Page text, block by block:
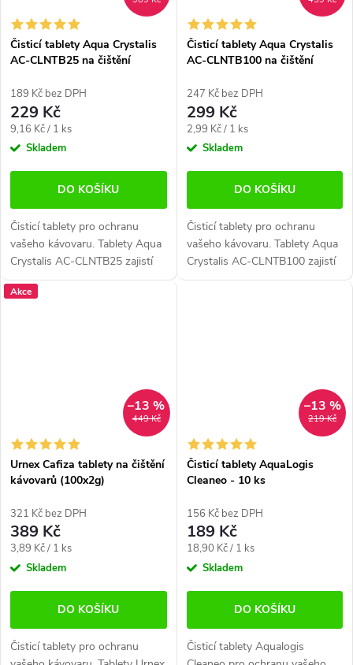
Čisticí tablety Aqua Crystalis
AC-CLNTB25 na čištění
189 Kč bez DPH
229 Kč
Měrná
cena:
9,16 Kč / 1 ks
Skladem
DO KOŠÍKU
Čisticí tablety pro ochranu
vašeho kávovaru. Tablety Aqua
Crystalis AC-CLNTB25 zajistí
lepší aroma kávy a delší
životnost přístroje. Určeno pro
Čisticí tablety Aqua Crystalis
AC-CLNTB100 na čištění
247 Kč bez DPH
299 Kč
Měrná
cena:
2,99 Kč / 1 ks
Skladem
DO KOŠÍKU
Čisticí tablety pro ochranu
vašeho kávovaru. Tablety Aqua
Crystalis AC-CLNTB100 zajistí
lepší aroma kávy a delší
Akce
449 Kč
–13 %
Urnex Cafiza tablety na čištění
kávovarů (100x2g)
321 Kč bez DPH
389 Kč
Měrná
cena:
3,89 Kč / 1 ks
Skladem
DO KOŠÍKU
Čisticí tablety pro ochranu
219 Kč
–13 %
Čisticí tablety AquaLogis
Cleaneo - 10 ks
156 Kč bez DPH
189 Kč
Měrná
cena:
18,90 Kč / 1 ks
Skladem
DO KOŠÍKU
Čisticí tablety Aqualogis